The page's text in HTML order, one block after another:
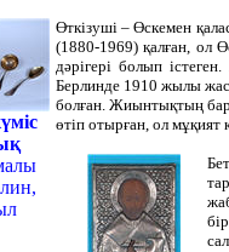
Өткізуші – Өскемен
(1880-1969) қалған, ол
дәрігері болып
Берлинде 1910 жылы
болған. Жиынтықтың
өтіп отырған, ол мұқият